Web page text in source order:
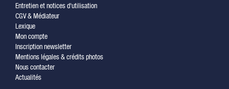
Entretien et notices d'utilisation
CGV & Médiateur
Lexique
Mon compte
Inscription newsletter
Mentions légales & crédits photos
Nous contacter
Actualités